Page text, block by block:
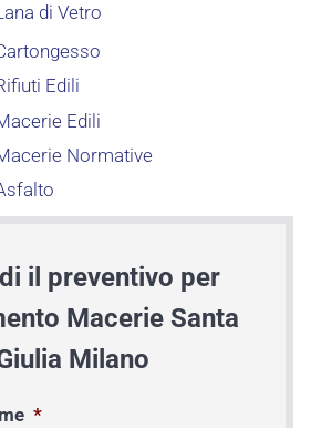
di Vetro
Edili
Edili
Normative
il preventivo per
Macerie Santa
Milano
*